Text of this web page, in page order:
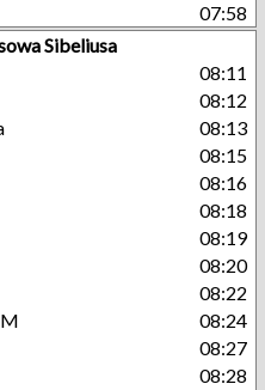
07:58
Sibeliusa
08:11
08:12
08:13
08:15
08:16
08:18
08:19
08:20
08:22
08:24
08:27
08:28